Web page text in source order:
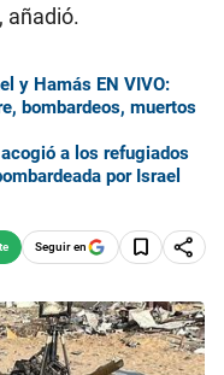
añadió.
y Hamás EN VIVO:
bombardeos, muertos
a los refugiados
por Israel
Seguir en